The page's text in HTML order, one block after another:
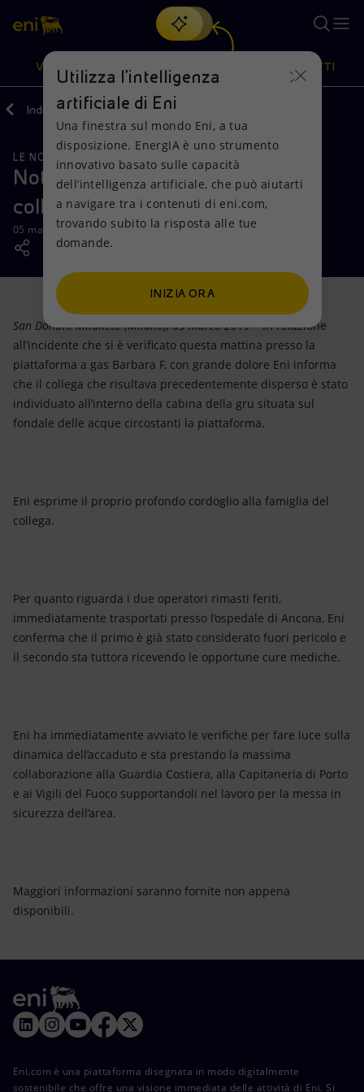
Cerca
scopri EnergIA, la nostra nuova soluzione di intelligenza
artificiale.
VISIONE
Visione
Mission e valori
Persone e Partnership
Net Zero
Modello satellitare
Energia accessibile
Innovazione
Azioni
Diversificazione energetica
Tecnologie per la transizione
Collaborazioni per l'innovazione
Attività nel mondo
PRODOTTI
Prodotti
Casa
Imprese
Mobilità
Indietro Media News
LE NOSTRE ATTIVITÀ
Nota Stampa - Cordoglio Eni per il
collega
05 marzo 2019 - 14:24 CET
San Donato Milanese (Milano), 05 marzo 2019 –In relazione
all’incidente che si è verificato questa mattina presso la
piattaforma a gas Barbara F, con grande dolore Eni informa
che il collega che risultava precedentemente disperso è stato
individuato all’interno della cabina della gru situata sul
fondale delle acque circostanti la piattaforma.
Eni esprime il proprio profondo cordoglio alla famiglia del
collega.
Per quanto riguarda i due operatori rimasti feriti,
immediatamente trasportati presso l’ospedale di Ancona, Eni
conferma che il primo è già stato considerato fuori pericolo e
il secondo sta tuttora ricevendo le opportune cure mediche.
Eni ha immediatamente avviato le verifiche per fare luce sulla
dinamica dell’accaduto e sta prestando la massima
collaborazione alla Guardia Costiera, alla Capitaneria di Porto
e ai Vigili del Fuoco supportandoli nel lavoro per la messa in
sicurezza dell’area.
Maggiori informazioni saranno fornite non appena
disponibili.
Eni.com è una piattaforma disegnata in modo digitalmente
sostenibile che offre una visione immediata delle attività di Eni. Si
Utilizza l'intelligenza
artificiale di Eni
Una finestra sul mondo Eni, a tua
disposizione. EnergIA è uno strumento
innovativo basato sulle capacità
dell’intelligenza artificiale, che può aiutarti
a navigare tra i contenuti di eni.com,
trovando subito la risposta alle tue
domande.
INIZIA ORA